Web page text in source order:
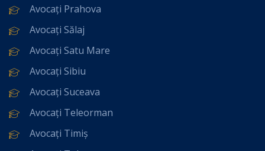
Avocați Prahova
Avocați Sălaj
Avocați Satu Mare
Avocați Sibiu
Avocați Suceava
Avocați Teleorman
Avocați Timiș